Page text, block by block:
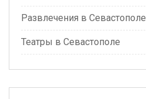
Развлечения в Севастополе
Театры в Севастополе